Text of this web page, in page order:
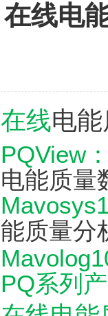
在线电
在线电
PQView
电能质量
能质量分
PQ系列